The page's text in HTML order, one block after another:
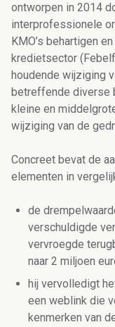
ontworpen in 2014
interprofessionele
KMO’s behartigen
kredietsector
houdende wijziging
betreffende diverse
kleine en
wijziging van de
Concreet bevat de
elementen in
de
verschuldigde
vervroegde
naar 2 miljoen
hij vervolledigt
een weblink die
kenmerken van